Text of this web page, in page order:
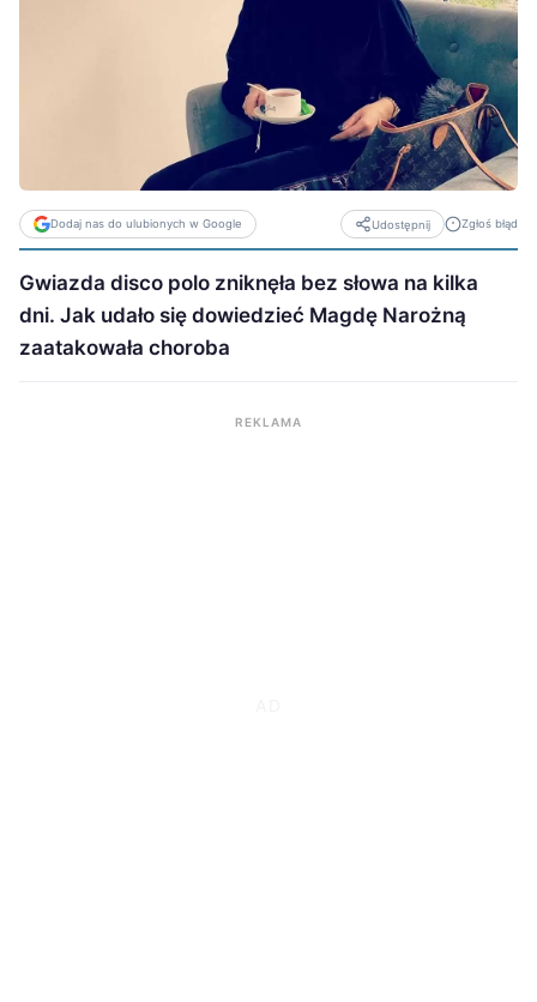
Dodaj nas do ulubionych w Google Udostępnij Zgłoś błąd
Gwiazda disco polo zniknęła bez słowa na kilka
dni. Jak udało się dowiedzieć Magdę Narożną
zaatakowała choroba
REKLAMA